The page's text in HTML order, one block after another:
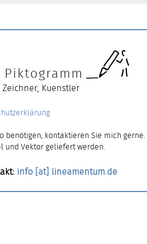
Kuenstler
benötigen, kontaktieren Sie mich gerne.
und Vektor geliefert werden.
info [at] lineamentum.de